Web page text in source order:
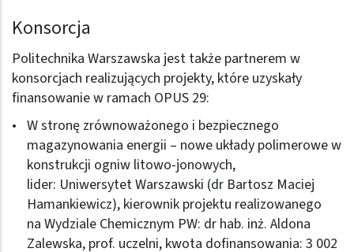
Konsorcja
Politechnika Warszawska jest także partnerem w
konsorcjach realizujących projekty, które uzyskały
finansowanie w ramach OPUS 29:
W stronę zrównoważonego i bezpiecznego
magazynowania energii – nowe układy polimerowe w
konstrukcji ogniw litowo-jonowych,
lider: Uniwersytet Warszawski (dr Bartosz Maciej
Hamankiewicz), kierownik projektu realizowanego
na Wydziale Chemicznym PW: dr hab. inż. Aldona
Zalewska, prof. uczelni, kwota dofinansowania: 3 002